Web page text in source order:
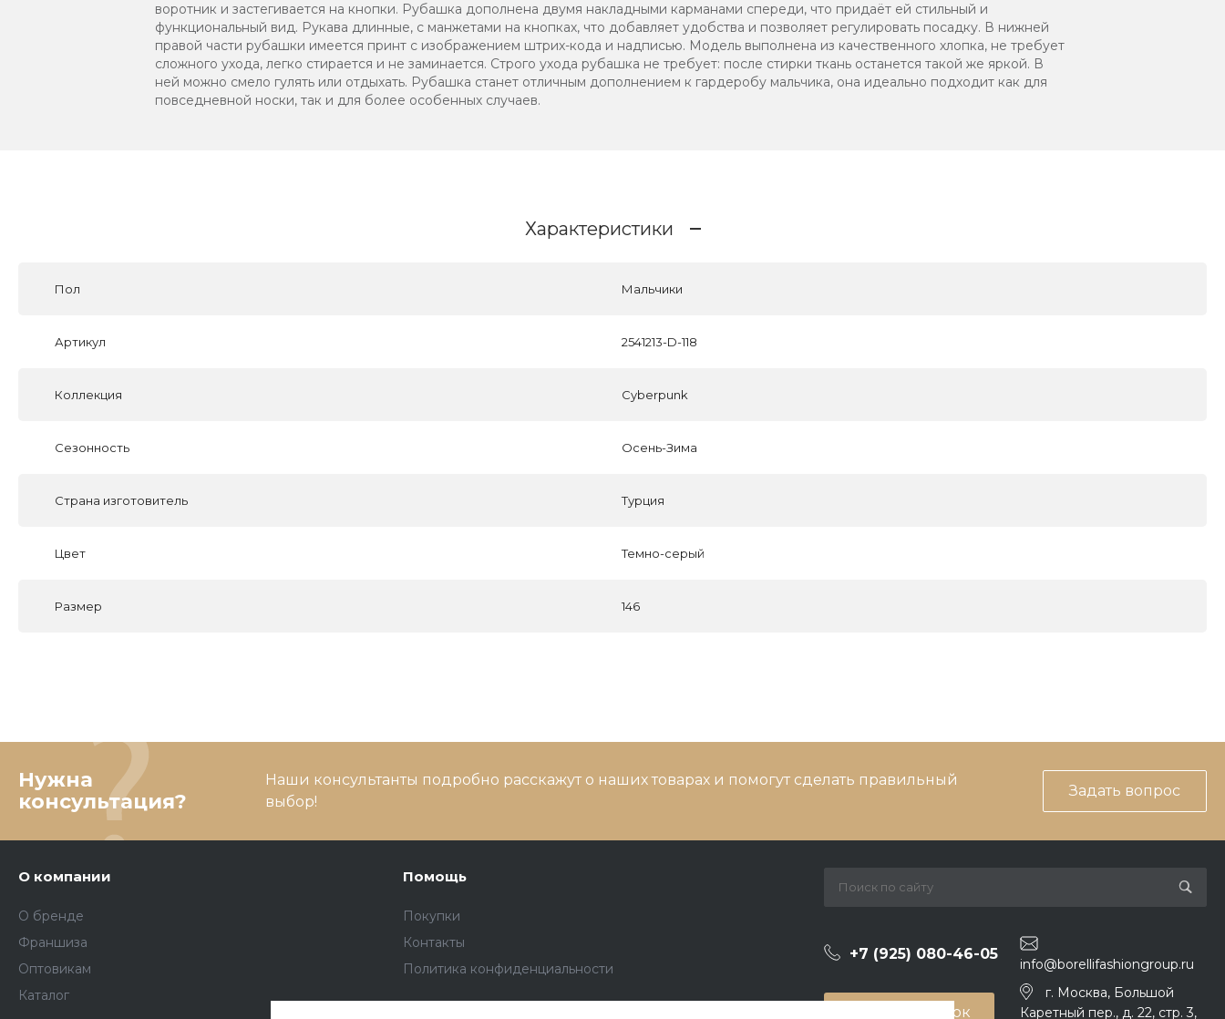
воротник и застегивается на кнопки. Рубашка дополнена двумя накладными карманами спереди, что придаёт ей стильный и
функциональный вид. Рукава длинные, с манжетами на кнопках, что добавляет удобства и позволяет регулировать посадку. В нижней
правой части рубашки имеется принт с изображением штрих-кода и надписью. Модель выполнена из качественного хлопка, не требует
сложного ухода, легко стирается и не заминается. Строго ухода рубашка не требует: после стирки ткань останется такой же яркой. В
ней можно смело гулять или отдыхать. Рубашка станет отличным дополнением к гардеробу мальчика, она идеально подходит как для
повседневной носки, так и для более особенных случаев.
Характеристики
Пол Мальчики
Артикул 2541213-D-118
Коллекция Cyberpunk
Сезонность Осень-Зима
Страна изготовитель Турция
Цвет Темно-серый
Размер 146
Нужна
консультация?
Наши консультанты подробно расскажут о наших товарах и помогут сделать правильный
выбор!
Задать вопрос
О компании
О бренде
Франшиза
Оптовикам
Каталог
Помощь
Покупки
Контакты
Политика конфиденциальности
+7 (925) 080-46-05
info@borellifashiongroup.ru
Заказать звонок
г. Москва, Большой
Каретный пер., д. 22, стр. 3,